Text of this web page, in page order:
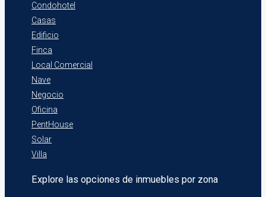
Condohotel
Casas
Edificio
Finca
Local Comercial
Nave
Negocio
Oficina
PentHouse
Solar
Villa
Explore las opciones de inmuebles por zona